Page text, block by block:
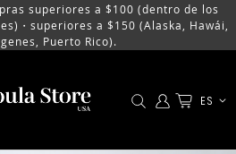
superiores a $100 (dentro de los
・superiores a $150 (Alaska, Hawái,
Puerto Rico).
ES